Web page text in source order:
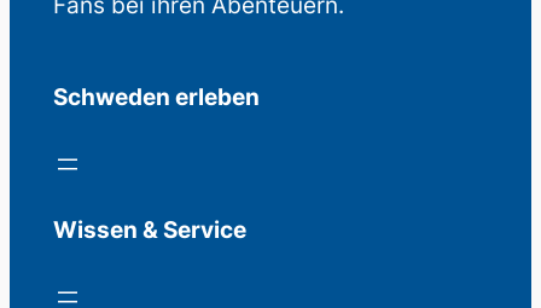
Schweden erleben
Wissen & Service